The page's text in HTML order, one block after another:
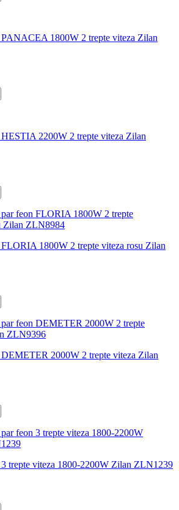
1800W 2 trepte viteza Zilan
2200W 2 trepte viteza Zilan
1800W 2 trepte viteza rosu Zilan
2000W 2 trepte viteza Zilan
trepte viteza 1800-2200W Zilan ZLN1239